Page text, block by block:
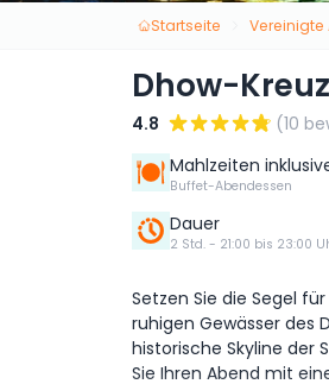
Startseite Vereinigte
Dhow-
4.8
(10
Mahlzeiten
Buffet-Abendessen
Dauer
2 Std. - 21:00 bis 23:00
Setzen Sie die Segel
ruhigen Gewässer des
historische Skyline der
Sie Ihren Abend mit